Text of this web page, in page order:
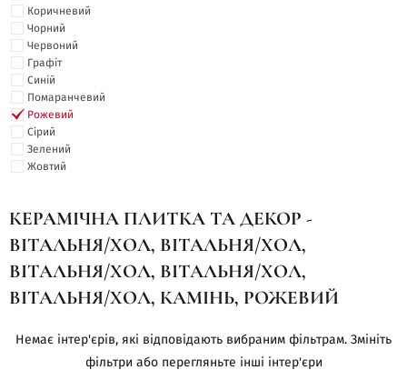
Коричневий
Чорний
Червоний
Графіт
Синій
Помаранчевий
Рожевий
Сірий
Зелений
Жовтий
КЕРАМІЧНА ПЛИТКА ТА ДЕКОР -
ВІТАЛЬНЯ/ХОЛ, ВІТАЛЬНЯ/ХОЛ,
ВІТАЛЬНЯ/ХОЛ, ВІТАЛЬНЯ/ХОЛ,
ВІТАЛЬНЯ/ХОЛ, КАМІНЬ, РОЖЕВИЙ
Немає інтер'єрів, які відповідають вибраним фільтрам. Змініть
фільтри або перегляньте інші інтер'єри